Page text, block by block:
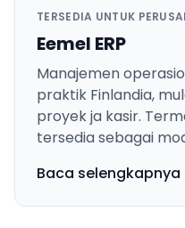
TERSEDIA UNTUK
Eemel ERP
Manajemen
praktik Finlandia,
proyek ja kasir.
tersedia sebagai
Baca selengkapnya